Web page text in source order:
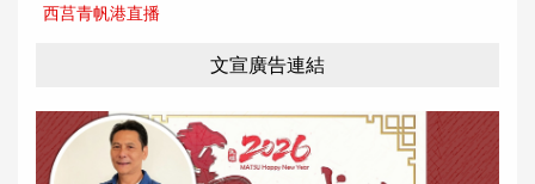
西莒青帆港直播
文宣廣告連結